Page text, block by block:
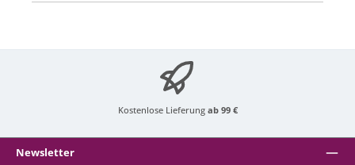
Kostenlose Lieferung ab 99 €
Newsletter